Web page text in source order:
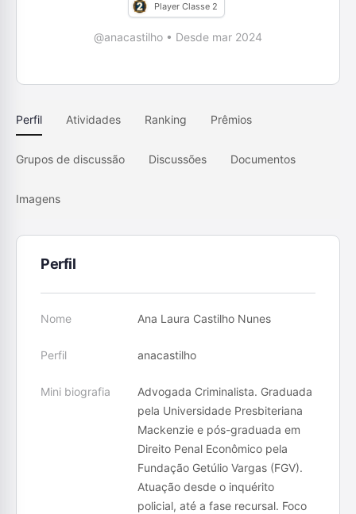
Player Classe 2
@anacastilho • Desde mar 2024
Perfil Atividades Ranking Prêmios
Grupos de discussão Discussões Documentos
Imagens
Perfil
Nome Ana Laura Castilho Nunes
Perfil anacastilho
Mini biografia
Advogada Criminalista. Graduada
pela Universidade Presbiteriana
Mackenzie e pós-graduada em
Direito Penal Econômico pela
Fundação Getúlio Vargas (FGV).
Atuação desde o inquérito
policial, até a fase recursal. Foco